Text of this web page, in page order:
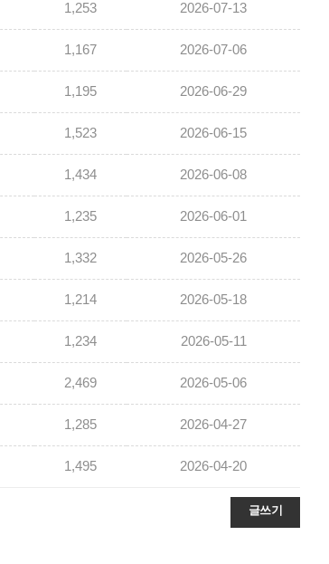
1,253 2026-07-13
1,167 2026-07-06
1,195 2026-06-29
1,523 2026-06-15
1,434 2026-06-08
1,235 2026-06-01
1,332 2026-05-26
1,214 2026-05-18
1,234 2026-05-11
2,469 2026-05-06
1,285 2026-04-27
1,495 2026-04-20
글쓰기